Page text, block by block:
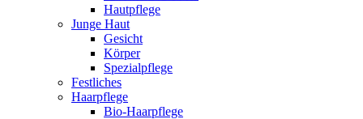
Hautpflege
Junge Haut
Gesicht
Körper
Spezialpflege
Festliches
Haarpflege
Bio-Haarpflege